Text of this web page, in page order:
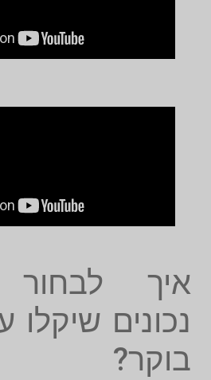
איך לבחור
נכונים שיקלו
בוקר?